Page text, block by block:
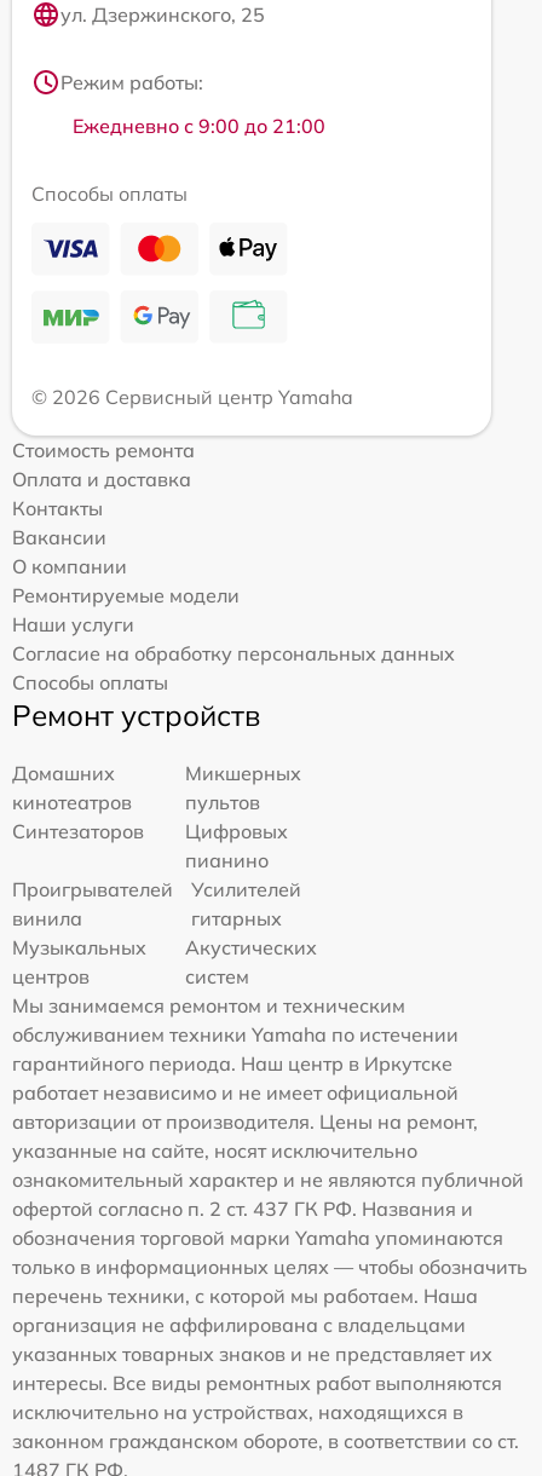
ул. Дзержинского, 25
Режим работы:
Ежедневно с 9:00 до 21:00
Способы оплаты
© 2026 Сервисный центр Yamaha
Стоимость ремонта
Оплата и доставка
Контакты
Вакансии
О компании
Ремонтируемые модели
Наши услуги
Согласие на обработку персональных данных
Способы оплаты
Ремонт устройств
Домашних
кинотеатров
Микшерных
пультов
Синтезаторов
Цифровых
пианино
Проигрывателей
винила
Усилителей
гитарных
Музыкальных
центров
Акустических
систем
Мы занимаемся ремонтом и техническим
обслуживанием техники Yamaha по истечении
гарантийного периода. Наш центр в Иркутске
работает независимо и не имеет официальной
авторизации от производителя. Цены на ремонт,
указанные на сайте, носят исключительно
ознакомительный характер и не являются публичной
офертой согласно п. 2 ст. 437 ГК РФ. Названия и
обозначения торговой марки Yamaha упоминаются
только в информационных целях — чтобы обозначить
перечень техники, с которой мы работаем. Наша
организация не аффилирована с владельцами
указанных товарных знаков и не представляет их
интересы. Все виды ремонтных работ выполняются
исключительно на устройствах, находящихся в
законном гражданском обороте, в соответствии со ст.
1487 ГК РФ.